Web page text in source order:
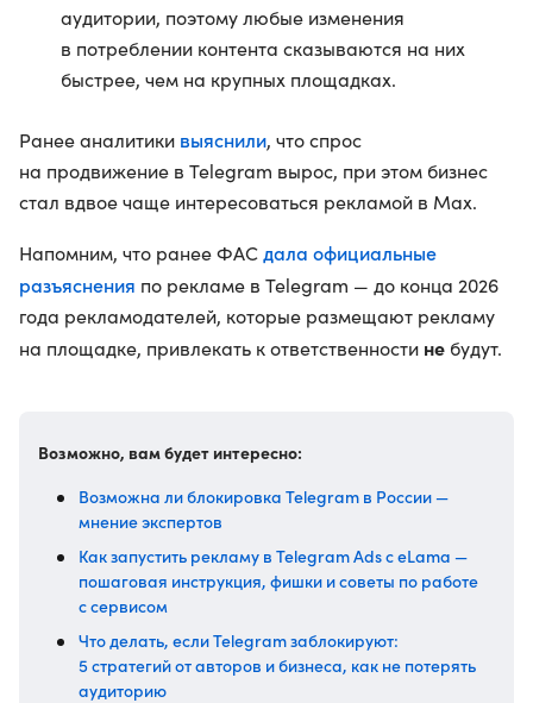
аудитории, поэтому любые изменения
в потреблении контента сказываются на них
быстрее, чем на крупных площадках.
Ранее аналитики выяснили, что спрос
на продвижение в Telegram вырос, при этом бизнес
стал вдвое чаще интересоваться рекламой в Max.
Напомним, что ранее ФАСдала официальные
разъяснения по рекламе в Telegram — до конца 2026
года рекламодателей, которые размещают рекламу
на площадке, привлекать к ответственности не будут.
Возможно, вам будет интересно:
Возможна ли блокировка Telegram в России —
мнение экспертов
Как запустить рекламу в Telegram Ads с eLama —
пошаговая инструкция, фишки и советы по работе
с сервисом
Что делать, если Telegram заблокируют:
5 стратегий от авторов и бизнеса, как не потерять
аудиторию